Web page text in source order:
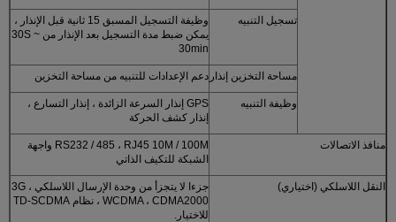
تسجيل التنبيه
وظيفة التسجيل المسبق 15 ثانية قبل الإنذار ،
يمكن ضبط مدة التسجيل بعد الإنذار من 30S ~
30min
مساحة التخزين إنذار دعم الإعدادات للتنبيه من مساحة التخزين
وظيفة التنبيه
GPS إنذار السرعة الزائدة ، إنذار التسارع ،
إنذار كشف الحركة
منافذ الاتصالات
RS232 / 485 ، RJ45 10M / 100M واجهة
الشبكة للتكيف الذاتي
النقل اللاسلكي (اختياري)
جزءا لا يتجزأ من وحدة الإرسال اللاسلكي 3G ،
WCDMA ، CDMA2000 ، نظام TD-SCDMA
للاختيار.